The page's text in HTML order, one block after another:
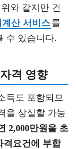
와 같지만 건
산 서비스를
수 있습니다.
격 영향
득도 포함되므
을 상실할 가능
2,000만원을 초
격요건에 부합